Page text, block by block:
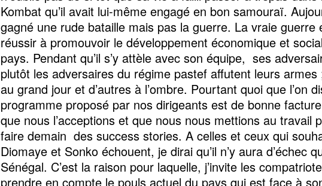
Kombat qu’il avait lui-même engagé en bon samouraï.
gagné une rude bataille mais pas la guerre. La vraie guerre
réussir à promouvoir le développement économique et
pays. Pendant qu’il s’y attèle avec son équipe, ses
plutôt les adversaires du régime pastef affutent leurs
au grand jour et d’autres à l’ombre. Pourtant quoi que l’on
programme proposé par nos dirigeants est de bonne
que nous l’acceptions et que nous nous mettions au travail
faire demain des success stories. A celles et ceux qui
Diomaye et Sonko échouent, je dirai qu’il n’y aura d’échec
Sénégal. C’est la raison pour laquelle, j’invite les
prendre en compte le pouls actuel du pays qui est face à